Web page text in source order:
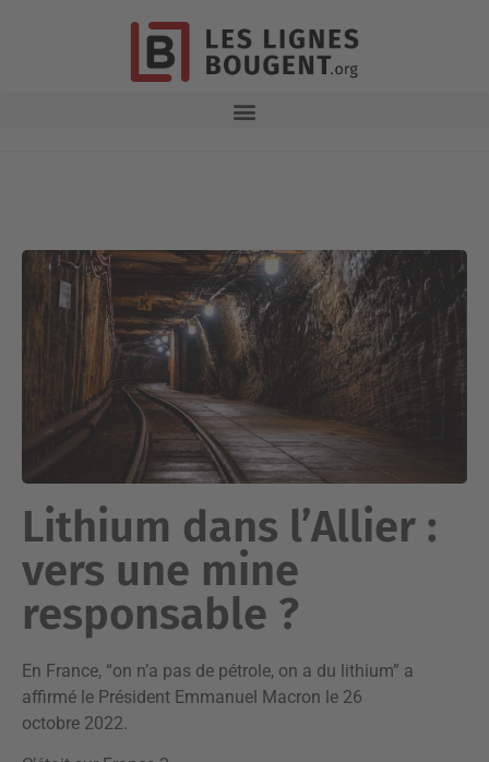
Lithium dans l’Allier :
vers une mine
responsable ?
En France, “on n’a pas de pétrole, on a du lithium” a
affirmé le Président Emmanuel Macron le 26
octobre 2022.